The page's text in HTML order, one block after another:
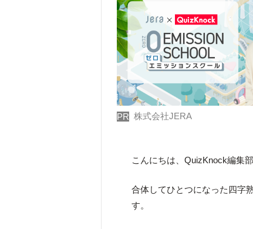
PR 株式会社JERA
こんにちは、QuizKnock編集部
合体してひとつになった四字
す。